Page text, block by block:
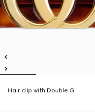
Hair clip with Double G